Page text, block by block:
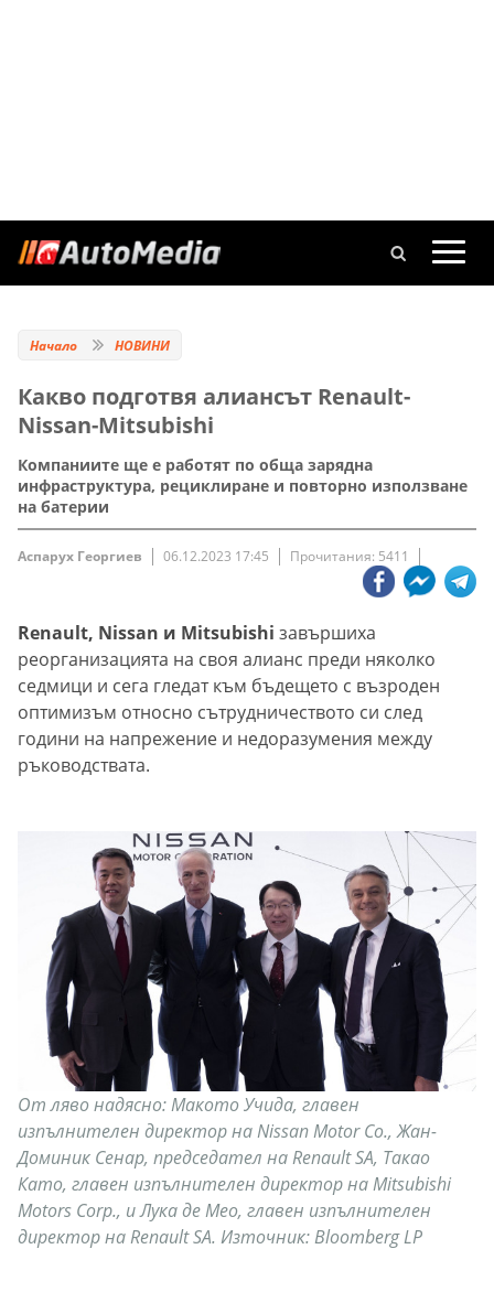
Начало НОВИНИ
Какво подготвя алиансът Renault-
Nissan-Mitsubishi
Компаниите ще е работят по обща зарядна
инфраструктура, рециклиране и повторно използване
на батерии
Аспарух Георгиев 06.12.2023 17:45 Прочитания: 5411
Renault, Nissan и Mitsubishi завършиха
реорганизацията на своя алианс преди няколко
седмици и сега гледат към бъдещето с възроден
оптимизъм относно сътрудничеството си след
години на напрежение и недоразумения между
ръководствата.
От ляво надясно: Макото Учида, главен
изпълнителен директор на Nissan Motor Co., Жан-
Доминик Сенар, председател на Renault SA, Такао
Като, главен изпълнителен директор на Mitsubishi
Motors Corp., и Лука де Мео, главен изпълнителен
директор на Renault SA. Източник: Bloomberg LP